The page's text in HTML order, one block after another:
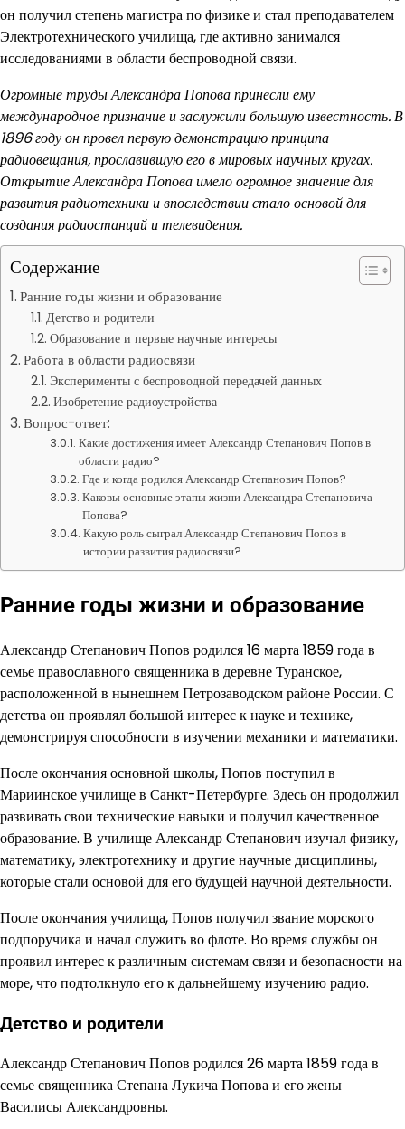
он получил степень магистра по физике и стал преподавателем
Электротехнического училища, где активно занимался
исследованиями в области беспроводной связи.
Огромные труды Александра Попова принесли ему
международное признание и заслужили большую известность. В
1896 году он провел первую демонстрацию принципа
радиовещания, прославившую его в мировых научных кругах.
Открытие Александра Попова имело огромное значение для
развития радиотехники и впоследствии стало основой для
создания радиостанций и телевидения.
Содержание
Ранние годы жизни и образование
Детство и родители
Образование и первые научные интересы
Работа в области радиосвязи
Эксперименты с беспроводной передачей данных
Изобретение радиоустройства
Вопрос-ответ:
Какие достижения имеет Александр Степанович Попов в
области радио?
Где и когда родился Александр Степанович Попов?
Каковы основные этапы жизни Александра Степановича
Попова?
Какую роль сыграл Александр Степанович Попов в
истории развития радиосвязи?
Ранние годы жизни и образование
Александр Степанович Попов родился 16 марта 1859 года в
семье православного священника в деревне Туранское,
расположенной в нынешнем Петрозаводском районе России. С
детства он проявлял большой интерес к науке и технике,
демонстрируя способности в изучении механики и математики.
После окончания основной школы, Попов поступил в
Мариинское училище в Санкт-Петербурге. Здесь он продолжил
развивать свои технические навыки и получил качественное
образование. В училище Александр Степанович изучал физику,
математику, электротехнику и другие научные дисциплины,
которые стали основой для его будущей научной деятельности.
После окончания училища, Попов получил звание морского
подпоручика и начал служить во флоте. Во время службы он
проявил интерес к различным системам связи и безопасности на
море, что подтолкнуло его к дальнейшему изучению радио.
Детство и родители
Александр Степанович Попов родился 26 марта 1859 года в
семье священника Степана Лукича Попова и его жены
Василисы Александровны.